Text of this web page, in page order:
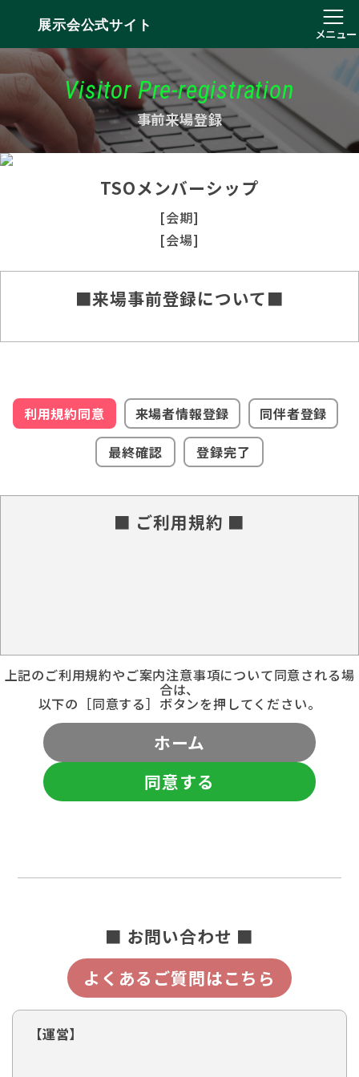
展示会公式サイト
メニュー
Visitor Pre-registration
事前来場登録
TSOメンバーシップ
[会期]
[会場]
■来場事前登録について■
利用規約同意 来場者情報登録
同伴者登録
最終確認
登録完了
■ ご利用規約 ■
上記のご利用規約やご案内注意事項について同意される場
合は、
以下の［同意する］ボタンを押してください。
ホーム
同意する
■ お問い合わせ ■
よくあるご質問はこちら
【運営】